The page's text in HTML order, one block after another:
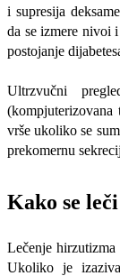
i supresija
da se izmere nivoi
postojanje
Ultrzvučni
(kompjuterizovana
vrše ukoliko se
prekomernu
Kako se
Lečenje hirzutizma
Ukoliko je